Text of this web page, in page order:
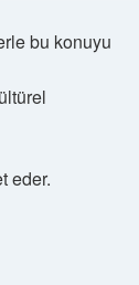
bu konuyu
eder.